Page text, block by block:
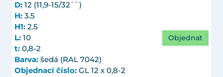
D: 12 (11,9-15/32``)
H: 3.5
H1: 2.5
L: 10
t: 0,8-2
Barva: šedá (RAL 7042)
Objednací číslo: GL 12 x 0,8-2
Objednat